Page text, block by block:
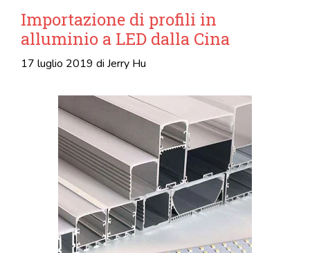
Importazione di profili in
alluminio a LED dalla Cina
17 luglio 2019 di Jerry Hu